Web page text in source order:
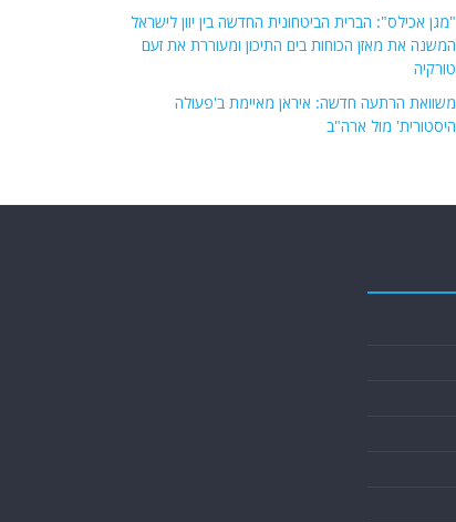
"מגן אכילס": הברית הביטחונית החדשה בין יוון לישראל
המשנה את מאזן הכוחות בים התיכון ומעוררת את זעם
טורקיה
משוואת הרתעה חדשה: איראן מאיימת ב'פעולה
היסטורית' מול ארה"ב